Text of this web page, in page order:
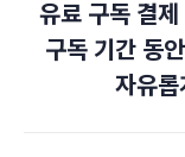
유료 구독 결
구독 기간 동
자유